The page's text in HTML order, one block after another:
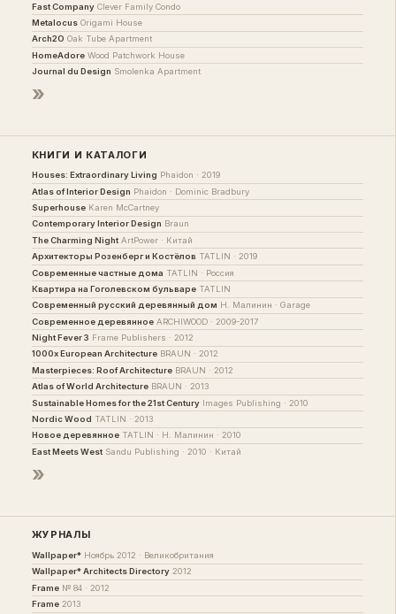
Fast Company Clever Family Condo
Metalocus Origami House
Arch2O Oak Tube Apartment
HomeAdore Wood Patchwork House
Journal du Design Smolenka Apartment
»
КНИГИ И КАТАЛОГИ
Houses: Extraordinary Living Phaidon · 2019
Atlas of Interior Design Phaidon · Dominic Bradbury
Superhouse Karen McCartney
Contemporary Interior Design Braun
The Charming Night ArtPower · Китай
Архитекторы Розенберг и Костёлов TATLIN · 2019
Современные частные дома TATLIN · Россия
Квартира на Гоголевском бульваре TATLIN
Современный русский деревянный дом Н. Малинин · Garage
Современное деревянное ARCHIWOOD · 2009-2017
Night Fever 3 Frame Publishers · 2012
1000x European Architecture BRAUN · 2012
Masterpieces: Roof Architecture BRAUN · 2012
Atlas of World Architecture BRAUN · 2013
Sustainable Homes for the 21st Century Images Publishing · 2010
Nordic Wood TATLIN · 2013
Новое деревянное TATLIN · Н. Малинин · 2010
East Meets West Sandu Publishing · 2010 · Китай
»
ЖУРНАЛЫ
Wallpaper* Ноябрь 2012 · Великобритания
Wallpaper* Architects Directory 2012
Frame № 84 · 2012
Frame 2013